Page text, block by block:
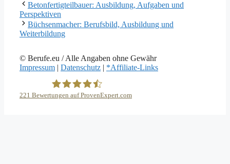
Betonfertigteilbauer: Ausbildung, Aufgaben und
Perspektiven
Büchsenmacher: Berufsbild, Ausbildung und
Weiterbildung
© Berufe.eu / Alle Angaben ohne Gewähr
Impressum | Datenschutz | *Affiliate-Links
221 Bewertungen auf ProvenExpert.com